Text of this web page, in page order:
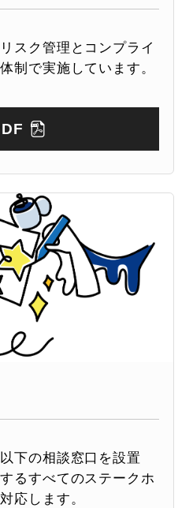
スク管理とコンプライ
制で実施しています。
下の相談窓口を設置
るすべてのステークホ
応します。